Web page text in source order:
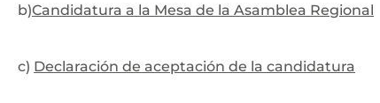
b)Candidatura a la Mesa de la Asamblea Regional
c) Declaración de aceptación de la candidatura